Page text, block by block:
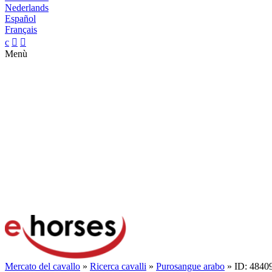
Nederlands
Español
Français
c  
Menù
Mercato del cavallo » Ricerca cavalli » Purosangue arabo » ID: